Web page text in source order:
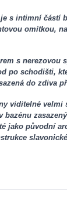
s intimní
s
po schodišti,
do zdiva
viditelné
jako původní